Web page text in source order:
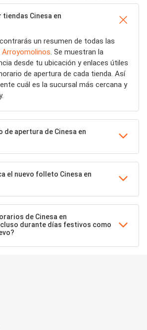
Cinesa en
un resumen de todas las
Arroyomolinos. Se muestran la
desde tu ubicación y enlaces útiles
de apertura de cada tienda. Así
cuál es la sucursal más cercana y
de apertura de Cinesa en
el nuevo folleto Cinesa en
de Cinesa en
durante días festivos como